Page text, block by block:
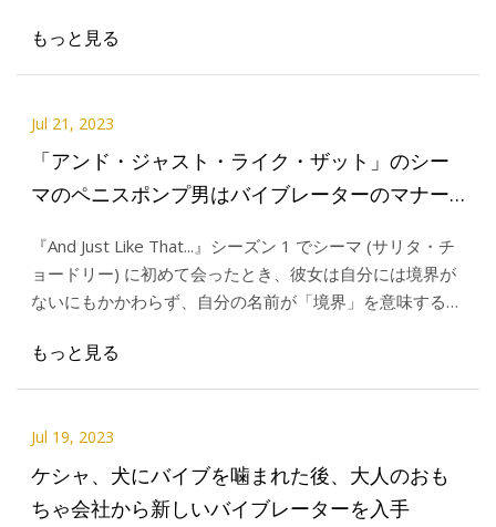
もっと見る
Jul 21, 2023
「アンド・ジャスト・ライク・ザット」のシー
マのペニスポンプ男はバイブレーターのマナー
『And Just Like That...』シーズン 1 でシーマ (サリタ・チ
ョードリー) に初めて会ったとき、彼女は自分には境界が
ないにもかかわらず、自分の名前が「境界」を意味すると
もっと見る
Jul 19, 2023
ケシャ、犬にバイブを噛まれた後、大人のおも
ちゃ会社から新しいバイブレーターを入手